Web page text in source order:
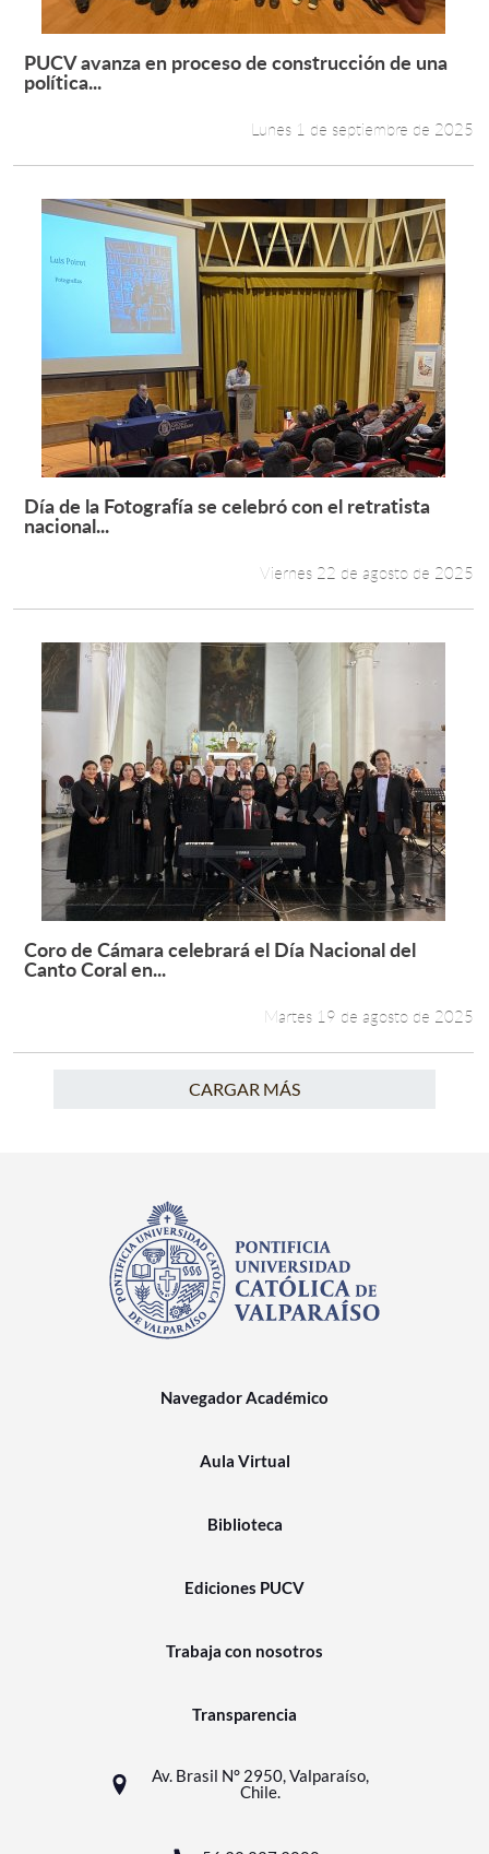
Leer más +
PUCV avanza en proceso de construcción de una
política...
Lunes 1 de septiembre de 2025
Leer más +
Día de la Fotografía se celebró con el retratista
nacional...
Viernes 22 de agosto de 2025
Leer más +
Coro de Cámara celebrará el Día Nacional del
Canto Coral en...
Martes 19 de agosto de 2025
CARGAR MÁS
Navegador Académico
Aula Virtual
Biblioteca
Ediciones PUCV
Trabaja con nosotros
Transparencia
Av. Brasil N° 2950, Valparaíso,
Chile.